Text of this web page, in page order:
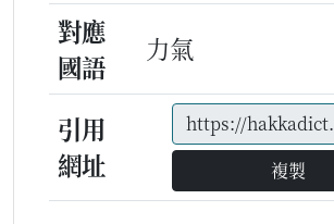
對應
國語
力氣
引用
網址
複製